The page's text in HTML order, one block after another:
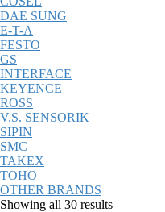
DAE SUNG
E-T-A
FESTO
GS
INTERFACE
KEYENCE
ROSS
V.S. SENSORIK
SIPIN
SMC
TAKEX
TOHO
OTHER BRANDS
Showing all 30 results